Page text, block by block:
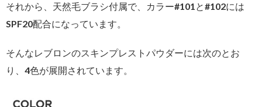
それから、天然毛ブラシ付属で、カラー#101と#102には
SPF20配合になっています。
そんなレブロンのスキンプレストパウダーには次のとお
り、4色が展開されています。